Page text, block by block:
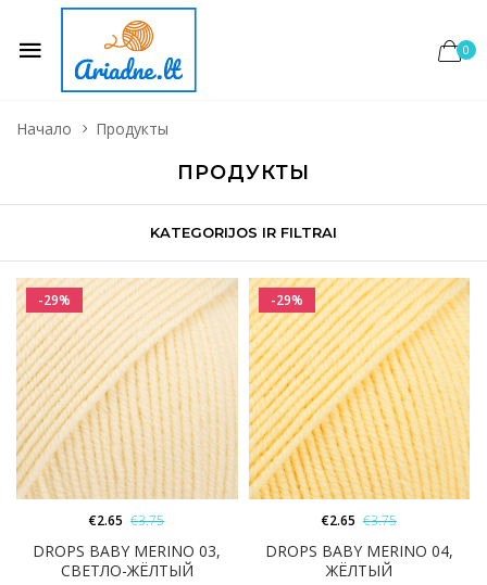
0
Начало Продукты
ПРОДУКТЫ
KATEGORIJOS IR FILTRAI
-29%
DROPS BABY MERINO 03,
СВЕТЛО-ЖЁЛТЫЙ
€2.65 €3.75
-29%
DROPS BABY MERINO 04,
ЖЁЛТЫЙ
€2.65 €3.75